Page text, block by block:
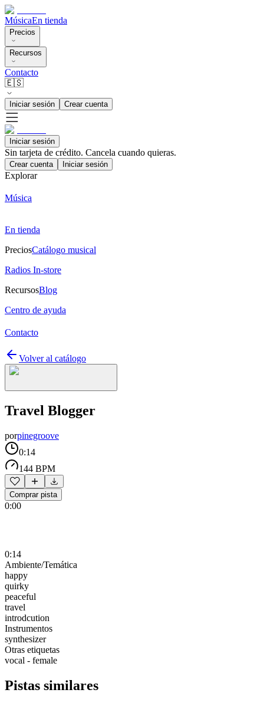
MúsicaEn tienda
Precios
Recursos
Contacto
🇪🇸
Iniciar sesión Crear cuenta
Iniciar sesión
Sin tarjeta de crédito. Cancela cuando quieras.
Crear cuenta Iniciar sesión
Explorar
Música
En tienda
PreciosCatálogo musical
Radios In-store
RecursosBlog
Centro de ayuda
Contacto
Volver al catálogo
Travel Blogger
porpinegroove
0:14
144 BPM
Comprar pista
0:00
0:14
Ambiente/Temática
happy
quirky
peaceful
travel
introdcution
Instrumentos
synthesizer
Otras etiquetas
vocal - female
Pistas similares